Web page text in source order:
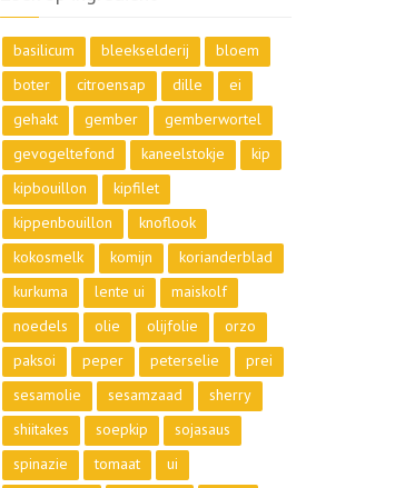
basilicum bleekselderij
bloem
boter
citroensap dille
ei
gehakt
gember
gemberwortel
gevogeltefond
kaneelstokje
kip
kipbouillon
kipfilet
kippenbouillon
knoflook
kokosmelk
komijn
korianderblad
kurkuma
lente ui
maiskolf
noedels
olie olijfolie
orzo
paksoi
peper peterselie
prei
sesamolie
sesamzaad
sherry
shiitakes
soepkip
sojasaus
spinazie
tomaat
ui